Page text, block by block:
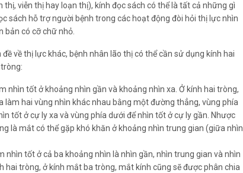
viễn thị hay loạn thị), kính đọc sách có thể là tất cả những gì
sách hỗ trợ người bệnh trong các hoạt động đòi hỏi thị lực nhìn
bản có cỡ chữ nhỏ.
về thị lực khác, bệnh nhân lão thị có thể cần sử dụng kính hai
nhìn tốt ở khoảng nhìn gần và khoảng nhìn xa. Ở kính hai tròng,
làm hai vùng nhìn khác nhau bằng một đường thẳng, vùng phía
tốt ở cự ly xa và vùng phía dưới để nhìn tốt ở cự ly gần. Nhược
là mắt có thể gặp khó khăn ở khoảng nhìn trung gian (giữa nhìn
nhìn tốt ở cả ba khoảng nhìn là nhìn gần, nhìn trung gian và nhìn
hai tròng, ở kính mắt ba tròng, mắt kính cũng sẽ được phân chia